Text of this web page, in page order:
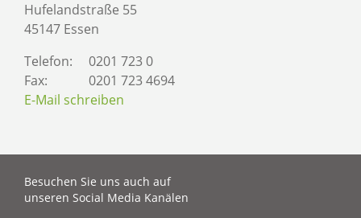
Hufelandstraße 55
45147 Essen
Telefon:
0201 723 0
Fax:
0201 723 4694
E-Mail schreiben
Besuchen Sie uns auch auf
unseren Social Media Kanälen